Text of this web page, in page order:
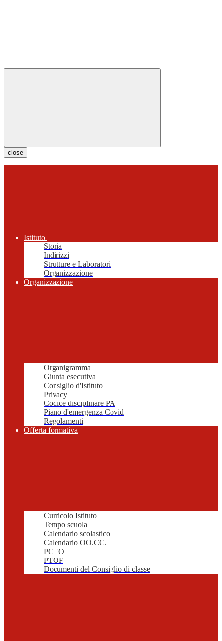
close
Istituto
Storia
Indirizzi
Strutture e Laboratori
Organizzazione
Organizzazione
Organigramma
Giunta esecutiva
Consiglio d'Istituto
Privacy
Codice disciplinare PA
Piano d'emergenza Covid
Regolamenti
Offerta formativa
Curricolo Istituto
Tempo scuola
Calendario scolastico
Calendario OO.CC.
PCTO
PTOF
Documenti del Consiglio di classe